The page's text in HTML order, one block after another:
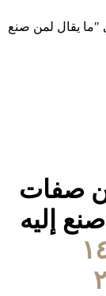
"ما يقال لمن صنع
صفات
إليه
١٤٤٠